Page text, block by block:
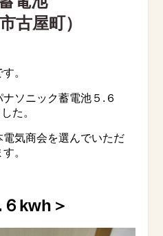
古屋町）
。
ソニック蓄電池５.６
た。
気商会を選んでいただ
。
kwh＞